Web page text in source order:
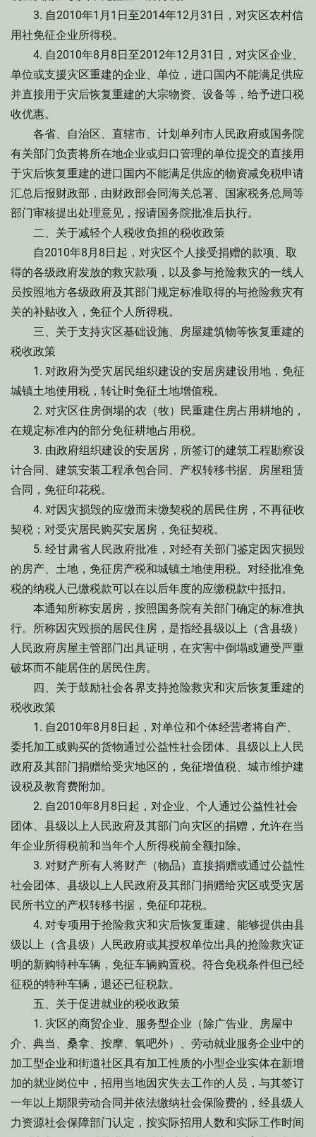
3. 自2010年1月1日至2014年12月31日，对灾区农村信
用社免征企业所得税。
4. 自2010年8月8日至2012年12月31日，对灾区企业、
单位或支援灾区重建的企业、单位，进口国内不能满足供应
并直接用于灾后恢复重建的大宗物资、设备等，给予进口税
收优惠。
各省、自治区、直辖市、计划单列市人民政府或国务院
有关部门负责将所在地企业或归口管理的单位提交的直接用
于灾后恢复重建的进口国内不能满足供应的物资减免税申请
汇总后报财政部，由财政部会同海关总署、国家税务总局等
部门审核提出处理意见，报请国务院批准后执行。
二、关于减轻个人税收负担的税收政策
自2010年8月8日起，对灾区个人接受捐赠的款项、取
得的各级政府发放的救灾款项，以及参与抢险救灾的一线人
员按照地方各级政府及其部门规定标准取得的与抢险救灾有
关的补贴收入，免征个人所得税。
三、关于支持灾区基础设施、房屋建筑物等恢复重建的
税收政策
1. 对政府为受灾居民组织建设的安居房建设用地，免征
城镇土地使用税，转让时免征土地增值税。
2. 对灾区住房倒塌的农（牧）民重建住房占用耕地的，
在规定标准内的部分免征耕地占用税。
3. 由政府组织建设的安居房，所签订的建筑工程勘察设
计合同、建筑安装工程承包合同、产权转移书据、房屋租赁
合同，免征印花税。
4. 对因灾损毁的应缴而未缴契税的居民住房，不再征收
契税；对受灾居民购买安居房，免征契税。
5. 经甘肃省人民政府批准，对经有关部门鉴定因灾损毁
的房产、土地，免征房产税和城镇土地使用税。对经批准免
税的纳税人已缴税款可以在以后年度的应缴税款中抵扣。
本通知所称安居房，按照国务院有关部门确定的标准执
行。所称因灾毁损的居民住房，是指经县级以上（含县级）
人民政府房屋主管部门出具证明，在灾害中倒塌或遭受严重
破坏而不能居住的居民住房。
四、关于鼓励社会各界支持抢险救灾和灾后恢复重建的
税收政策
1. 自2010年8月8日起，对单位和个体经营者将自产、
委托加工或购买的货物通过公益性社会团体、县级以上人民
政府及其部门捐赠给受灾地区的，免征增值税、城市维护建
设税及教育费附加。
2. 自2010年8月8日起，对企业、个人通过公益性社会
团体、县级以上人民政府及其部门向灾区的捐赠，允许在当
年企业所得税前和当年个人所得税前全额扣除。
3. 对财产所有人将财产（物品）直接捐赠或通过公益性
社会团体、县级以上人民政府及其部门捐赠给灾区或受灾居
民所书立的产权转移书据，免征印花税。
4. 对专项用于抢险救灾和灾后恢复重建、能够提供由县
级以上（含县级）人民政府或其授权单位出具的抢险救灾证
明的新购特种车辆，免征车辆购置税。符合免税条件但已经
征税的特种车辆，退还已征税款。
五、关于促进就业的税收政策
1. 灾区的商贸企业、服务型企业（除广告业、房屋中
介、典当、桑拿、按摩、氧吧外）、劳动就业服务企业中的
加工型企业和街道社区具有加工性质的小型企业实体在新增
加的就业岗位中，招用当地因灾失去工作的人员，与其签订
一年以上期限劳动合同并依法缴纳社会保险费的，经县级人
力资源社会保障部门认定，按实际招用人数和实际工作时间